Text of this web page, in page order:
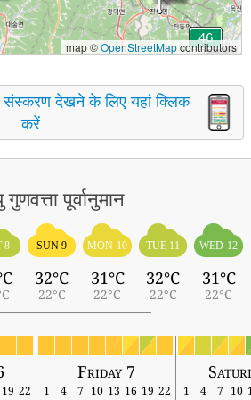
map ©OpenStreetMapcontributors
संस्करण देखने के लिए यहां क्लिक
करें
गुणवत्ता पूर्वानुमान
8 SUN 9
32°C
22°C
MON 10
31°C
22°C
TUE 11
32°C
22°C
WED 12
31°C
22°C
Friday 7
19 22 1 4 7 10 13 16 19 22 1 4 7 10